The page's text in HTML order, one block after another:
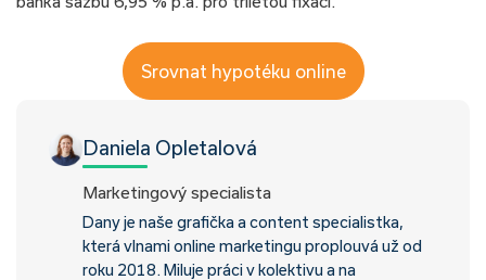
Srovnat hypotéku online
Daniela Opletalová
Marketingový specialista
Dany je naše grafička a content specialistka,
která vlnami online marketingu proplouvá už od
roku 2018. Miluje práci v kolektivu a na